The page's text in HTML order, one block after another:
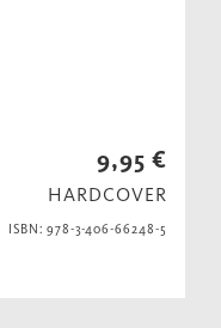
9,95 €
HARDCOVER
ISBN: 978-3-406-66248-5